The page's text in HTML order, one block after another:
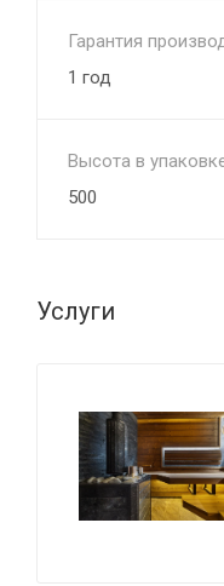
Гарантия
1 год
Высота в
500
Услуги